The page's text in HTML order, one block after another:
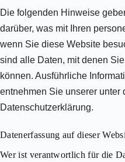
Die folgenden Hinweise
darüber, was mit Ihren
wenn Sie diese Website
sind alle Daten, mit denen
können. Ausführliche
entnehmen Sie unserer unter
Datenschutzerklärung.
Datenerfassung auf dieser
Wer ist verantwortlich für die